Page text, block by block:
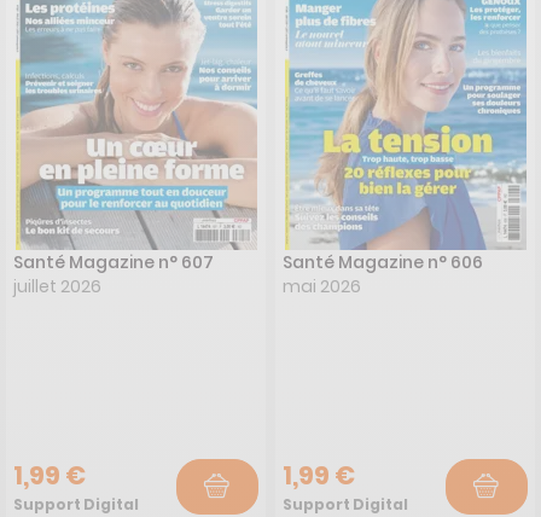
Santé Magazine n° 607
juillet 2026
1,99 €
Support Digital
Santé Magazine n° 606
mai 2026
1,99 €
Support Digital